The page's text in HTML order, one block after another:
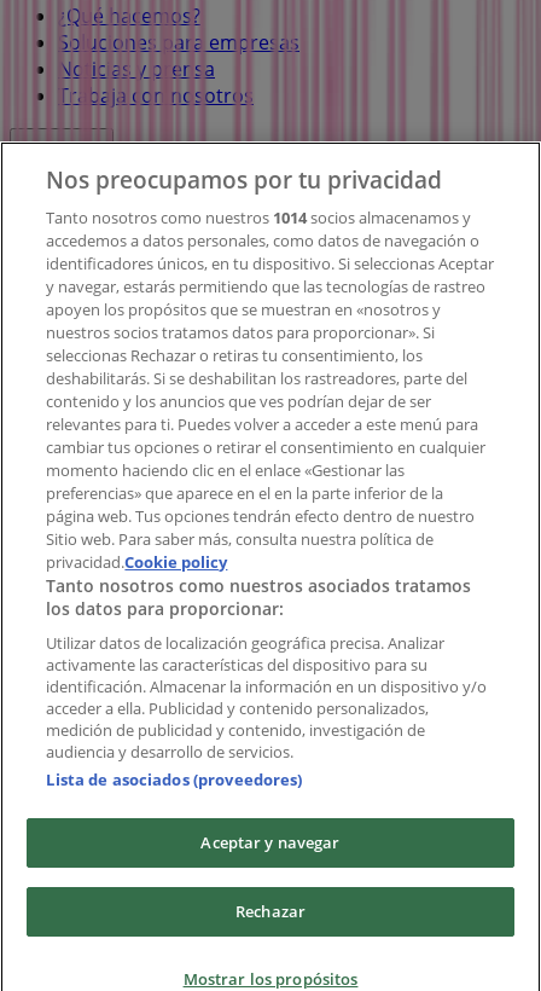
¿Qué hacemos?
Soluciones para empresas
Noticias y prensa
Trabaja con nosotros
Contacto comercial y de marketing
Tienda mal colocada en el mapa
Notificar un folleto
¿Encontraste un problema en la web o en la
aplicación?
Índices
Marcas
Marcas locales
Negocios
Negocios cercanos
Productos
Productos locales
Ciudades
Descargar la APP Tiendeo
Copyright © Tiendeo ® 2026 · Shopfully Marketing S.L.U. –
Términos y condicionesPolítica de privacidad
Nos preocupamos por tu privacidad
Tanto nosotros como nuestros 1014socios almacenamos y
accedemos a datos personales, como datos de navegación o
identificadores únicos, en tu dispositivo. Si seleccionas Aceptar
y navegar, estarás permitiendo que las tecnologías de rastreo
apoyen los propósitos que se muestran en «nosotros y
nuestros socios tratamos datos para proporcionar». Si
seleccionas Rechazar o retiras tu consentimiento, los
deshabilitarás. Si se deshabilitan los rastreadores, parte del
contenido y los anuncios que ves podrían dejar de ser
relevantes para ti. Puedes volver a acceder a este menú para
cambiar tus opciones o retirar el consentimiento en cualquier
momento haciendo clic en el enlace «Gestionar las
preferencias» que aparece en el en la parte inferior de la
página web. Tus opciones tendrán efecto dentro de nuestro
Sitio web. Para saber más, consulta nuestra política de
privacidad.Cookie policy
Tanto nosotros como nuestros asociados tratamos
los datos para proporcionar:
Utilizar datos de localización geográfica precisa. Analizar
activamente las características del dispositivo para su
identificación. Almacenar la información en un dispositivo y/o
acceder a ella. Publicidad y contenido personalizados,
medición de publicidad y contenido, investigación de
audiencia y desarrollo de servicios.
Lista de asociados (proveedores)
Aceptar y navegar
Rechazar
Mostrar los propósitos